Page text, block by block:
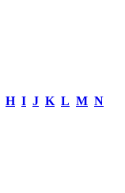
H I J K L M N